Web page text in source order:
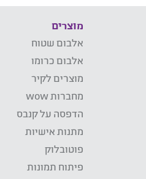
מוצרים
אלבום שטוח
אלבום כרומו
מוצרים לקיר
מחברות wow
הדפסה על קנבס
מתנות אישיות
פוטובלוק
פיתוח תמונות